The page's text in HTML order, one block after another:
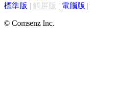
標準版 | 觸屏版 | 電腦版 |
© Comsenz Inc.